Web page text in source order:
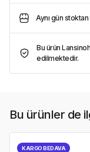
Aynı gün
Bu ürün
edilmektedir.
Bu ürünler de
KARGO BEDAVA